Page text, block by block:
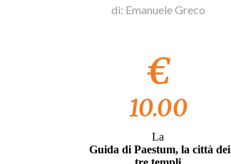
di: Emanuele Greco
€
10.00
La
Guida di Paestum, la città dei